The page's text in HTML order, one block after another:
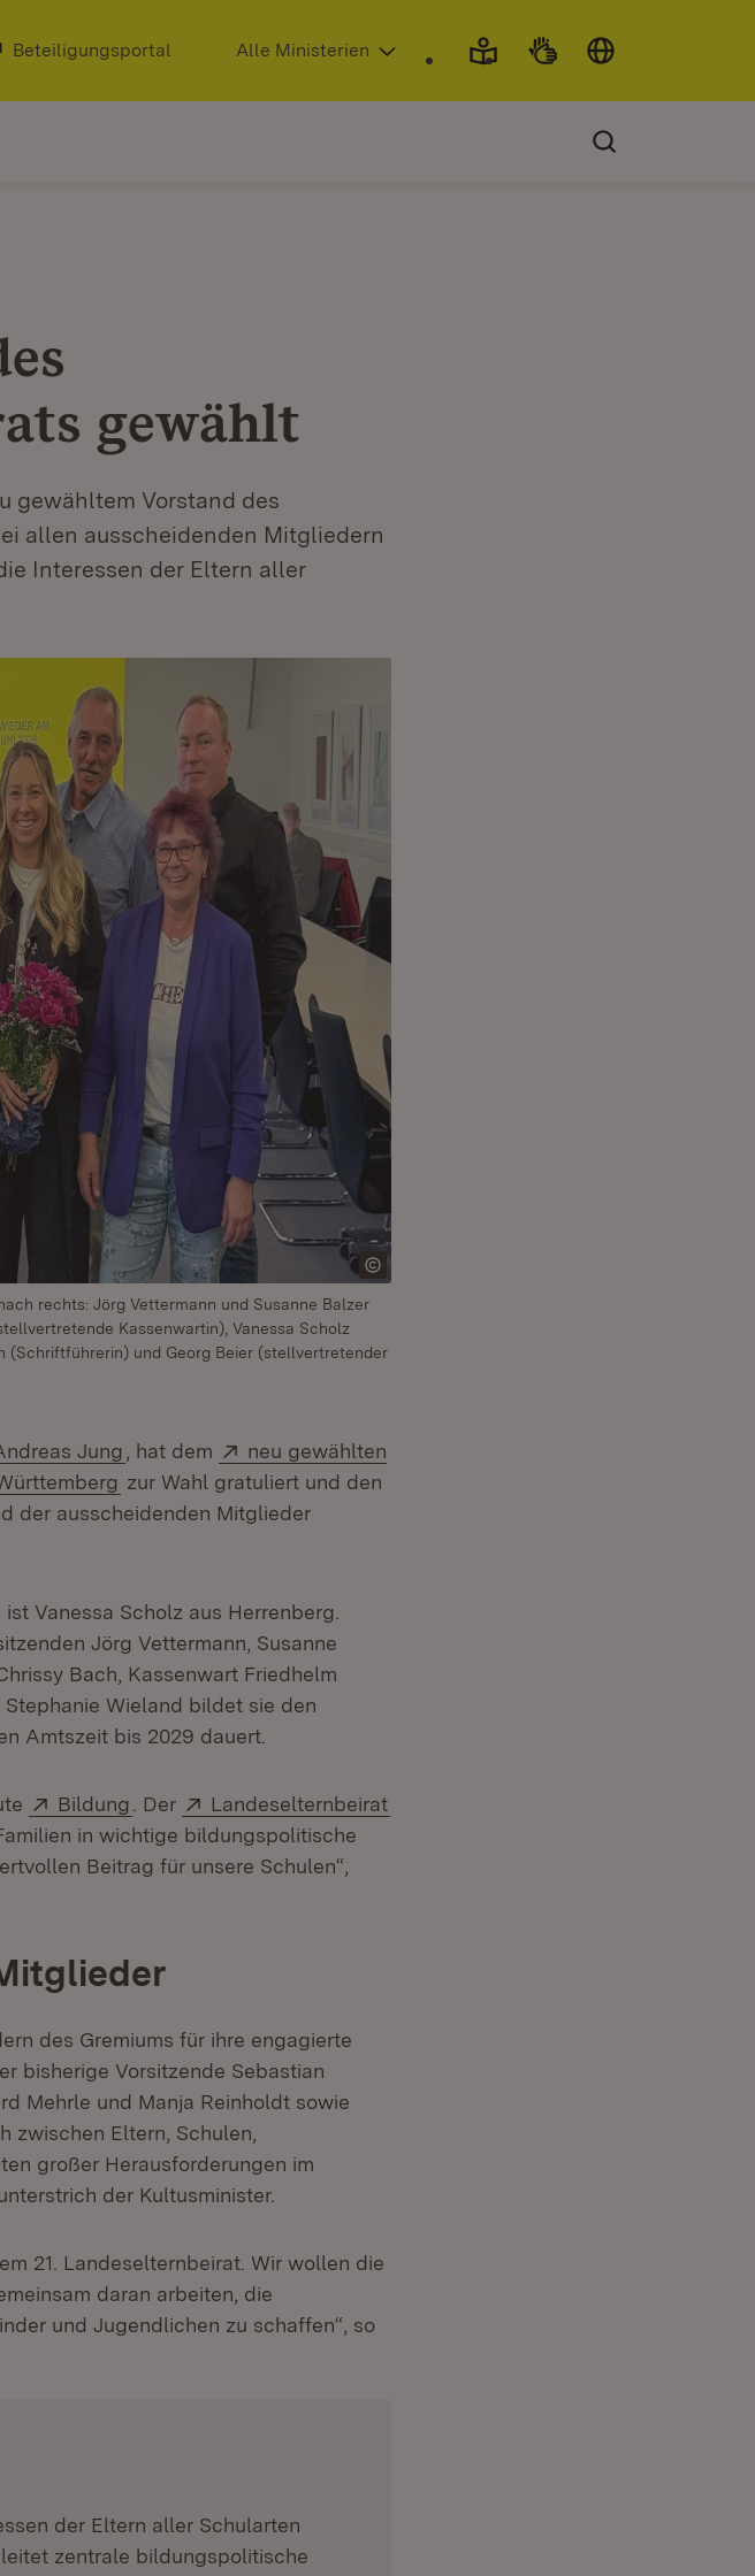
neuem Fenster)
Extern:
Beteiligungsportal (Öffnet in neuem Fenster)
Alle Ministerien
gewählt
gewähltem Vorstand des
allen ausscheidenden Mitgliedern
Interessen der Eltern aller
rechts: Jörg Vettermann und Susanne Balzer
Kassenwartin), Vanessa Scholz
(Schriftführerin) und Georg Beier (stellvertretender
Jung , hat dem Extern:
neu gewählten
(Öffnet in neuem Fenster)
zur Wahl gratuliert und den
der ausscheidenden Mitglieder
Vanessa Scholz aus Herrenberg.
Jörg Vettermann, Susanne
Bach, Kassenwart Friedhelm
Wieland bildet sie den
Amtszeit bis 2029 dauert.
Extern:
Bildung (Öffnet in neuem Fenster)
. Der Extern:
Landeselternbeirat
in wichtige bildungspolitische
Beitrag für unsere Schulen“,
des Gremiums für ihre engagierte
bisherige Vorsitzende Sebastian
Mehrle und Manja Reinholdt sowie
zwischen Eltern, Schulen,
großer Herausforderungen im
der Kultusminister.
21. Landeselternbeirat. Wir wollen die
daran arbeiten, die
und Jugendlichen zu schaffen“, so
Fenster)der Eltern aller Schularten
zentrale bildungspolitische